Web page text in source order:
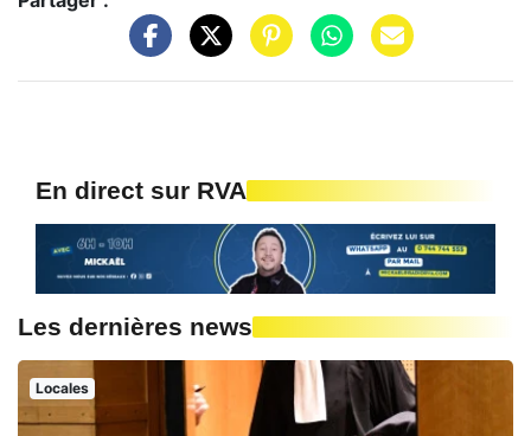
En direct sur RVA
Les dernières news
Locales